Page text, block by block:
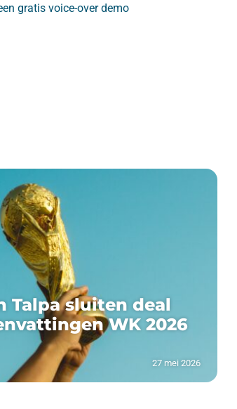
gratis voice-over demo
Talpa sluiten deal
WK 2026
27 mei 2026